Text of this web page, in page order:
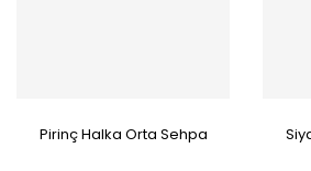
Pirinç Halka Orta Sehpa